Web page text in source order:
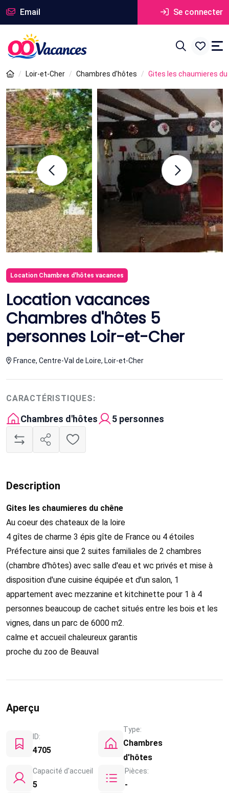
Email Se connecter
Loir-et-Cher Chambres d'hôtes Gites les chaumieres du
Location Chambres d'hôtes vacances
Location vacances
Chambres d'hôtes 5
personnes Loir-et-Cher
France, Centre-Val de Loire, Loir-et-Cher
CARACTÉRISTIQUES:
Chambres d'hôtes 5 personnes
Description
Gites les chaumieres du chêne
Au coeur des chateaux de la loire
4 gîtes de charme 3 épis gîte de France ou 4 étoiles
Préfecture ainsi que 2 suites familiales de 2 chambres
(chambre d'hôtes) avec salle d'eau et wc privés et mise à
disposition d'une cuisine équipée et d'un salon, 1
appartement avec mezzanine et kitchinette pour 1 à 4
personnes beaucoup de cachet situés entre les bois et les
vignes, dans un parc de 6000 m2.
calme et accueil chaleureux garantis
proche du zoo de Beauval
Aperçu
ID:
4705
Type:
Chambres
d'hôtes
Capacité d'accueil
5
Pièces:
-